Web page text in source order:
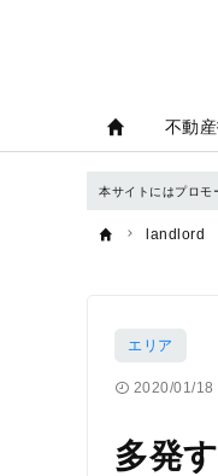
不動
本サイトにはプロモ
landlord
エリア
2020/01/18
多発